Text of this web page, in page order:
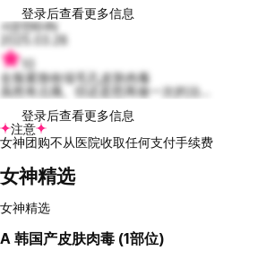
登录后查看更多信息
서운한KHN
2025.03.28
全脸紧致收缩毛孔皮肤肉毒
虽然有点痛，但还是想再做一次的治...
登录后查看更多信息
注意
女神团购不从医院收取任何支付手续费
女神精选
女神精选
A 韩国产皮肤肉毒 (1部位)